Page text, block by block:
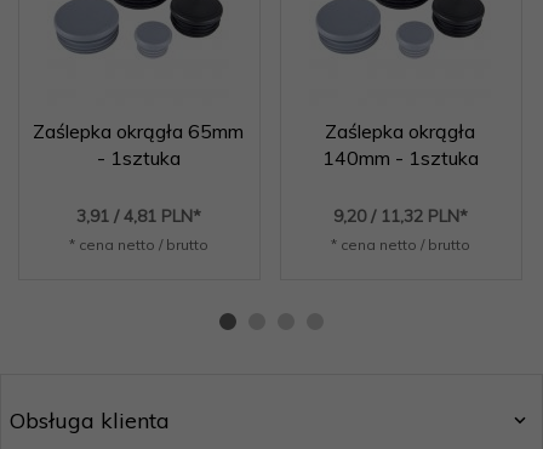
Zaślepka okrągła 65mm
- 1sztuka
3,91 / 4,81 PLN*
* cena netto / brutto
Zaślepka okrągła
140mm - 1sztuka
9,20 / 11,32 PLN*
* cena netto / brutto
Obsługa klienta